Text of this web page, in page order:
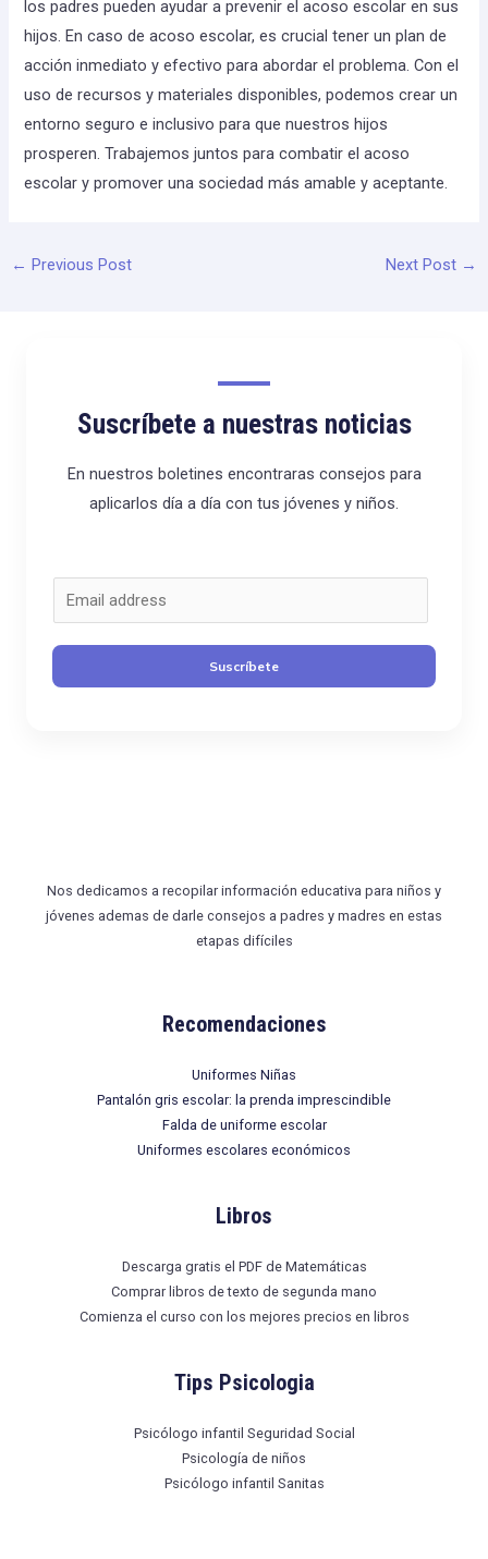
los padres pueden ayudar a prevenir el acoso escolar en sus
hijos. En caso de acoso escolar, es crucial tener un plan de
acción inmediato y efectivo para abordar el problema. Con el
uso de recursos y materiales disponibles, podemos crear un
entorno seguro e inclusivo para que nuestros hijos
prosperen. Trabajemos juntos para combatir el acoso
escolar y promover una sociedad más amable y aceptante.
← Previous Post Next Post →
Suscríbete a nuestras noticias
En nuestros boletines encontraras consejos para
aplicarlos día a día con tus jóvenes y niños.
o
r
r
Suscríbete
Nos dedicamos a recopilar información educativa para niños y
jóvenes ademas de darle consejos a padres y madres en estas
etapas difíciles
Recomendaciones
Uniformes Niñas
Pantalón gris escolar: la prenda imprescindible
Falda de uniforme escolar
Uniformes escolares económicos
Libros
Descarga gratis el PDF de Matemáticas
Comprar libros de texto de segunda mano
Comienza el curso con los mejores precios en libros
Tips Psicologia
Psicólogo infantil Seguridad Social
Psicología de niños
Psicólogo infantil Sanitas